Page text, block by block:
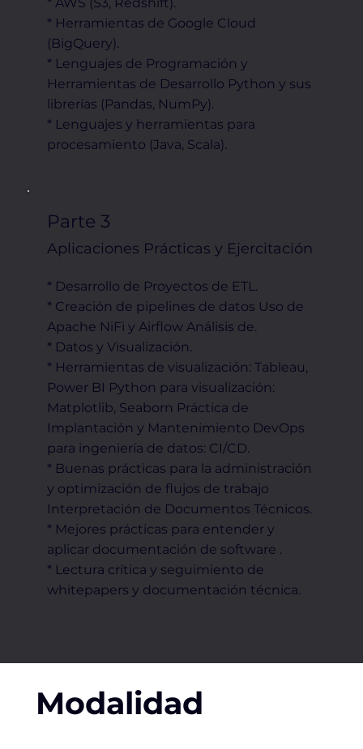
* Herramientas de Google Cloud
(BigQuery).
* Lenguajes de Programación y
Herramientas de Desarrollo Python y sus
librerías (Pandas, NumPy).
* Lenguajes y herramientas para
procesamiento (Java, Scala).
Parte 3
Aplicaciones Prácticas y Ejercitación
* Desarrollo de Proyectos de ETL.
* Creación de pipelines de datos Uso de
Apache NiFi y Airflow Análisis de.
* Datos y Visualización.
* Herramientas de visualización: Tableau,
Power BI Python para visualización:
Matplotlib, Seaborn Práctica de
Implantación y Mantenimiento DevOps
para ingeniería de datos: CI/CD.
* Buenas prácticas para la administración
y optimización de flujos de trabajo
Interpretación de Documentos Técnicos.
* Mejores prácticas para entender y
aplicar documentación de software .
* Lectura crítica y seguimiento de
whitepapers y documentación técnica.
Modalidad